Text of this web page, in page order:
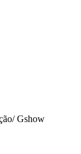
Gshow